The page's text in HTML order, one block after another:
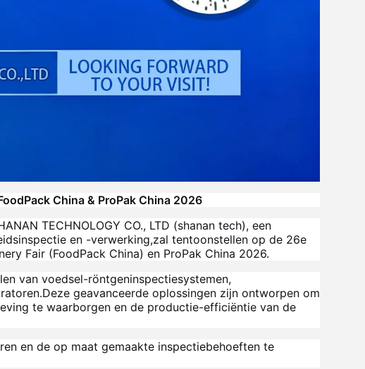
China & ProPak China 2026
TECHNOLOGY CO., LTD (shanan tech), een
en -verwerking,zal tentoonstellen op de 26e
Fair (FoodPack China) en ProPak China 2026.
van voedsel-röntgeninspectiesystemen,
geavanceerde oplossingen zijn ontworpen om
te waarborgen en de productie-efficiëntie van de
en de op maat gemaakte inspectiebehoeften te